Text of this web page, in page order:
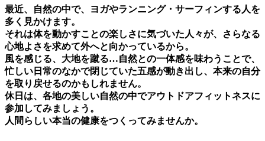
最近、⾃然の中で、ヨガやランニング・サーフィンする⼈を
多く⾒かけます。
それは体を動かすことの楽しさに気づいた⼈々が、さらなる
⼼地よさを求めて外へと向かっているから。
⾵を感じる、⼤地を蹴る…⾃然との⼀体感を味わうことで、
忙しい⽇常のなかで閉じていた五感が動き出し、本来の⾃分
を取り戻せるのかもしれません。
休⽇は、各地の美しい⾃然の中でアウトドアフィットネスに
参加してみましょう。
⼈間らしい本当の健康をつくってみませんか。